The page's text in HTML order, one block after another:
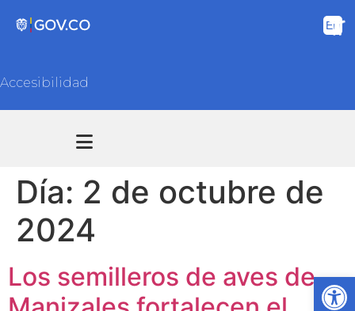
Accesibilidad
Día: 2 de octubre de
2024
Los semilleros de aves de